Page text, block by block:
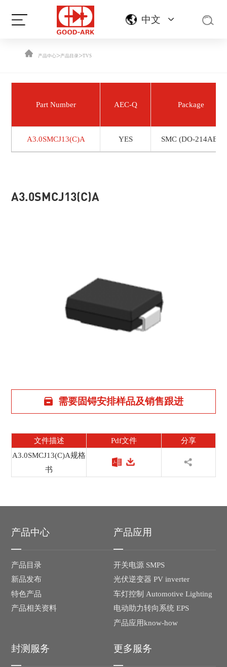
中文
产品中心>产品目录 >TVS
Part Number AEC-Q Package
A3.0SMCJ13(C)A YES SMC (DO-214AB)
A3.0SMCJ13(C)A
需要固锝安排样品及销售跟进
文件描述 Pdf文件
分享
A3.0SMCJ13(C)A规格
书
产品中心
产品目录
新品发布
特色产品
产品相关资料
产品应用
开关电源 SMPS
光伏逆变器 PV inverter
车灯控制 Automotive Lighting
电动助力转向系统 EPS
产品应用know-how
封测服务 更多服务